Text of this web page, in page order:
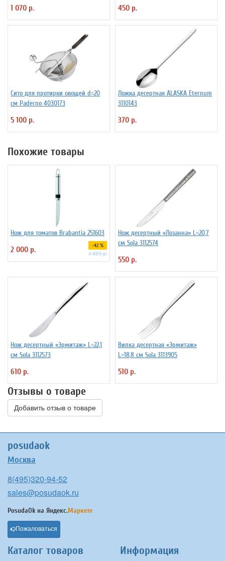
1 070 р. 450 р.
Сито для протирки овощей d=20
см Paderno 4030173
5 100 р.
Ложка десертная ALASKA Eternum
3110143
370 р.
Похожие товары
Нож для томатов Brabantia 251603
2 000 р. -42 %
3 489 р.
Нож десертный «Лозанна» L=20,7
см Sola 3112574
550 р.
Нож десертный «Эрмитаж» L=22,1
см Sola 3112573
610 р.
Вилка десертная «Эрмитаж»
L=18,8 см Sola 3113905
510 р.
Отзывы о товаре
Добавить отзыв о товаре
posudaok
Москва
8(495)320-94-52
sales@posudaok.ru
PosudaOk на Яндекс.Маркете
Пожаловаться
Каталог товаров Информация